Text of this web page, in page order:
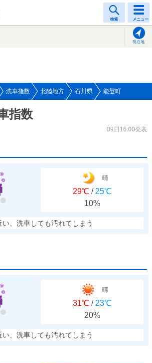
検索 メニュー
現在地
洗車指数 北陸地方 石川県 能登町
指数
09日16:00発表
晴
29℃ / 25℃
10%
い、洗車しても汚れてしまう
晴
31℃ / 23℃
20%
い、洗車しても汚れてしまう